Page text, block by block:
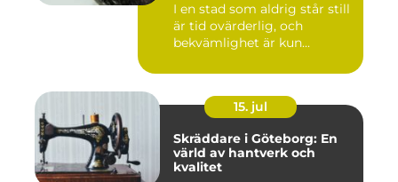
I en stad som aldrig står still
är tid ovärderlig, och
bekvämlighet är kun...
15. jul
Skräddare i Göteborg: En
värld av hantverk och
kvalitet